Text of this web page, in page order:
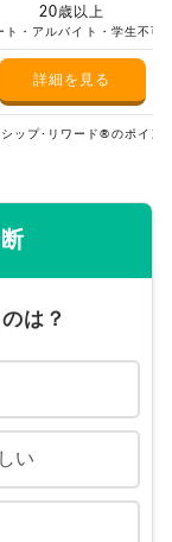
20歳以上
ト・アルバイト・学生不可
詳細を見る
ップ･リワード®のポイン
は？
い